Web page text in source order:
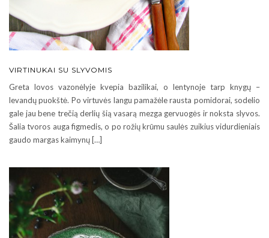
VIRTINUKAI SU SLYVOMIS
Greta lovos vazonėlyje kvepia bazilikai, o lentynoje tarp knygų –
levandų puokštė. Po virtuvės langu pamažėle rausta pomidorai, sodelio
gale jau bene trečią derlių šią vasarą mezga gervuogės ir noksta slyvos.
Šalia tvoros auga figmedis, o po rožių krūmu saulės zuikius vidurdieniais
gaudo margas kaimynų […]